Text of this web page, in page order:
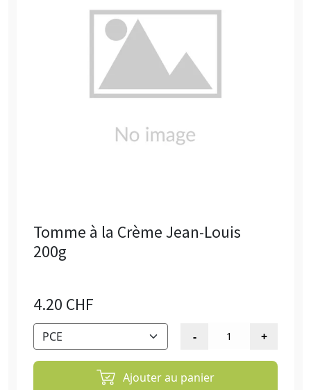
Tomme à la Crème Jean-Louis
200g
4.20 CHF
Ajouter au panier